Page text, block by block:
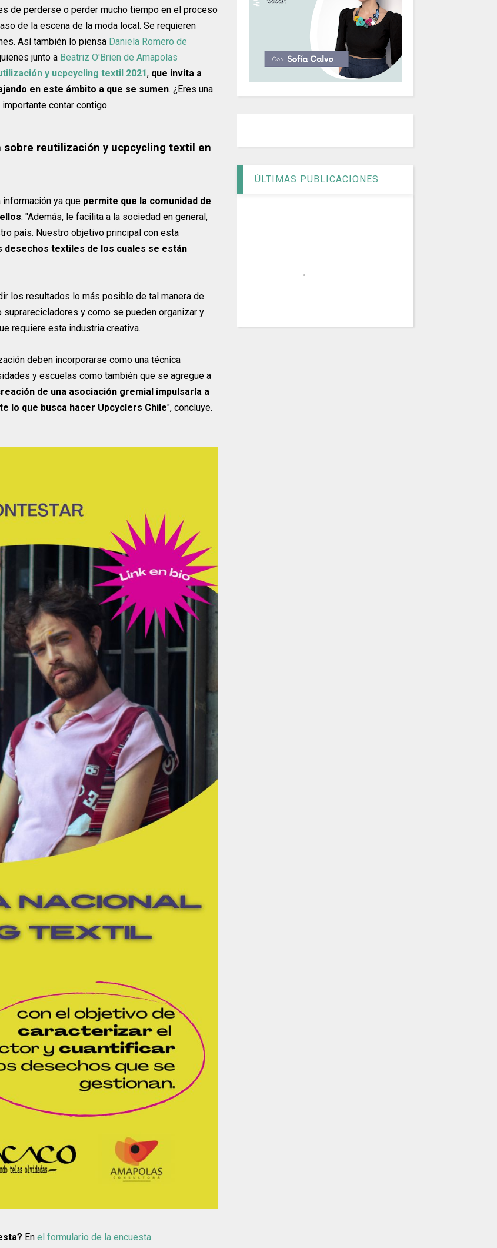
de perderse o perder mucho tiempo en el proceso
de la escena de la moda local. Se requieren
Así también lo piensa Daniela Romero de
junto a Beatriz O'Brien de Amapolas
y ucpcycling textil 2021, que invita a
en este ámbito a que se sumen. ¿Eres una
contar contigo.
reutilización y ucpcycling textil en
ya que permite que la comunidad de
. "Además, le facilita a la sociedad en general,
país. Nuestro objetivo principal con esta
desechos textiles de los cuales se están
los resultados lo más posible de tal manera de
y como se pueden organizar y
requiere esta industria creativa.
deben incorporarse como una técnica
y escuelas como también que se agregue a
de una asociación gremial impulsaría a
lo que busca hacer Upcyclers Chile", concluye.
En el formulario de la encuesta
ÚLTIMAS PUBLICACIONES